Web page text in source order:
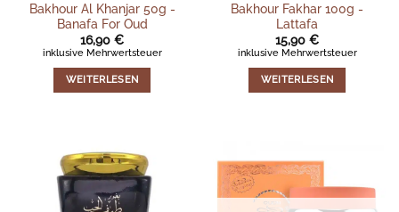
Bakhour Al Khanjar 50g -
Banafa For Oud
16,90 €
inklusive Mehrwertsteuer
WEITERLESEN
Bakhour Fakhar 100g -
Lattafa
15,90 €
inklusive Mehrwertsteuer
WEITERLESEN